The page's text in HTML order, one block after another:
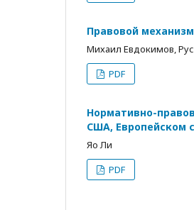
Правовой
Михаил Евдокимов,
PDF
Нормативно-
США, Европейском
Яо Ли
PDF